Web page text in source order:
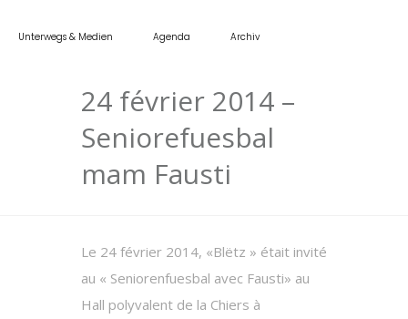
Unterwegs & Medien Agenda Archiv
24 février 2014 –
Seniorefuesbal
mam Fausti
Le 24 février 2014, «Blëtz » était invité
au « Seniorenfuesbal avec Fausti» au
Hall polyvalent de la Chiers à